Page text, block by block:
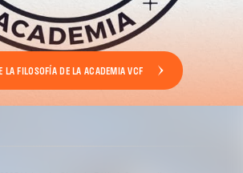
LA FILOSOFÍA DE LA ACADEMIA VCF